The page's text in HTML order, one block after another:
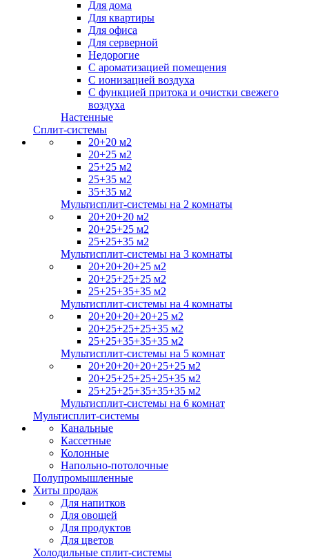
Для дома
Для квартиры
Для офиса
Для серверной
Недорогие
С ароматизацией помещения
С ионизацией воздуха
С функцией притока и очистки свежего
воздуха
Настенные
Сплит-системы
20+20 м2
20+25 м2
25+25 м2
25+35 м2
35+35 м2
Мультисплит-системы на 2 комнаты
20+20+20 м2
20+25+25 м2
25+25+35 м2
Мультисплит-системы на 3 комнаты
20+20+20+25 м2
20+25+25+25 м2
25+25+35+35 м2
Мультисплит-системы на 4 комнаты
20+20+20+20+25 м2
20+25+25+25+35 м2
25+25+35+35+35 м2
Мультисплит-системы на 5 комнат
20+20+20+20+25+25 м2
20+25+25+25+25+35 м2
25+25+25+35+35+35 м2
Мультисплит-системы на 6 комнат
Мультисплит-системы
Канальные
Кассетные
Колонные
Напольно-потолочные
Полупромышленные
Хиты продаж
Для напитков
Для овощей
Для продуктов
Для цветов
Холодильные сплит-системы